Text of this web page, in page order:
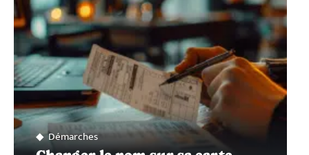
Démarches